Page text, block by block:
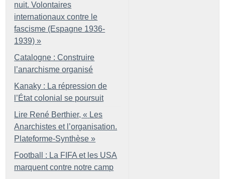
nuit. Volontaires
internationaux contre le
fascisme (Espagne 1936-
1939) »
Catalogne : Construire
l’anarchisme organisé
Kanaky : La répression de
l’État colonial se poursuit
Lire René Berthier, « Les
Anarchistes et l’organisation.
Plateforme-Synthèse »
Football : La FIFA et les USA
marquent contre notre camp